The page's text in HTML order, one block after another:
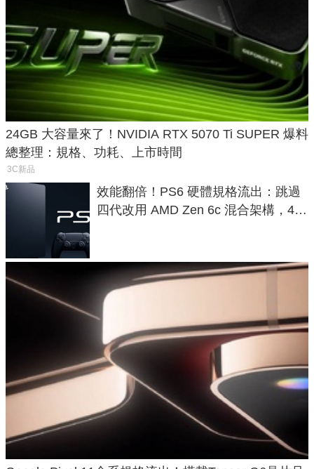
24GB 大容量來了！NVIDIA RTX 5070 Ti SUPER 爆料
總整理：規格、功耗、上市時間
3C新品
效能翻倍！PS6 硬體規格流出：跳過
四代改用 AMD Zen 6c 混合架構，4K